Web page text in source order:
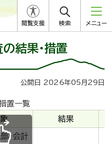
閲覧支援 検索 メニュー
結果・措置
公開日 2026年05月29日
置一覧
結果
・会計